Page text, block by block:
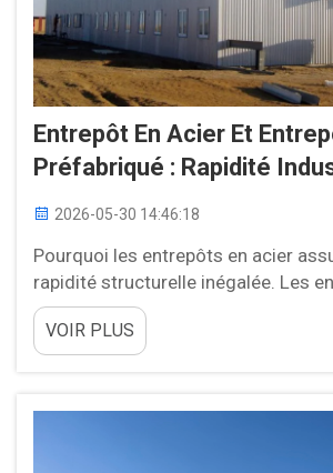
Entrepôt En Acier Et
Préfabriqué : Rapidité
2026-05-30 14:46:18
Pourquoi les entrepôts en acier
rapidité structurelle inégalée. Les
acier permettent une construction
à des systèmes de charpente
fabrication de précision. Le choix
durée de montage…
VOIR PLUS